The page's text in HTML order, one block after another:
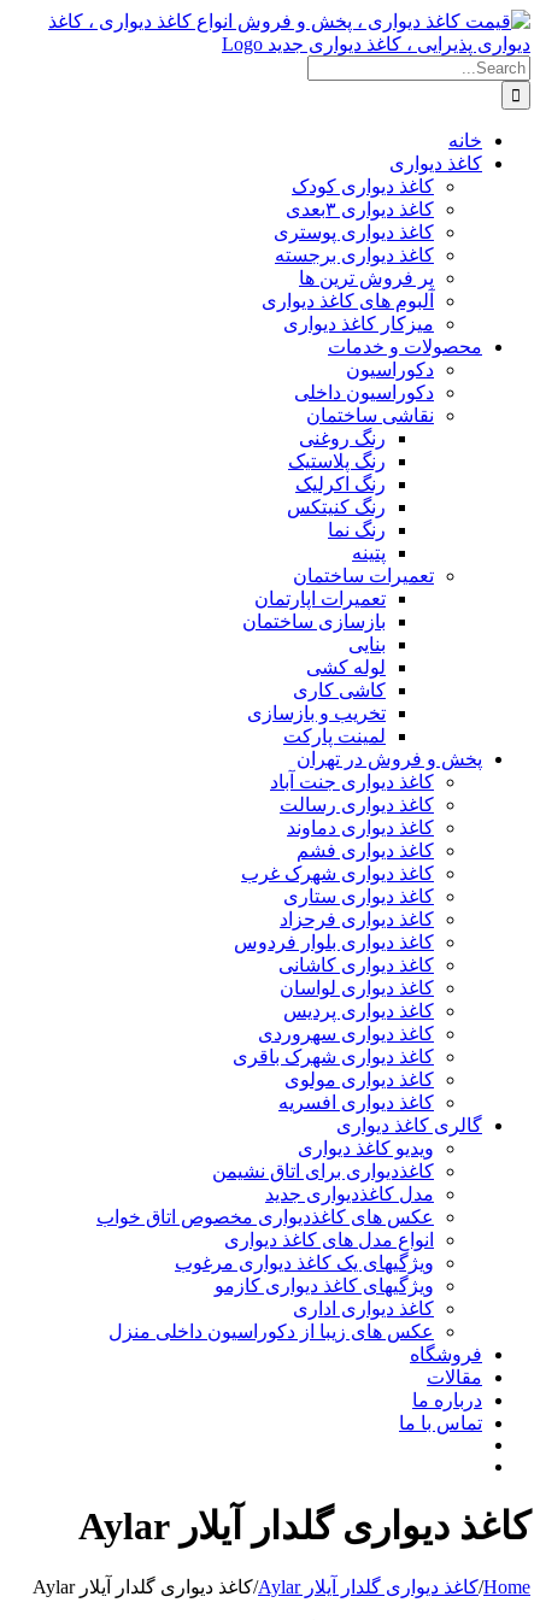
Skip
to
content
Search
for:
خانه
کاغذ دیواری
کاغذ دیواری کودک
کاغذ دیواری ۳بعدی
کاغذ دیواری پوستری
کاغذ دیواری برجسته
پر فروش ترین ها
آلبوم های کاغذ دیواری
میزکار کاغذ دیواری
محصولات و خدمات
دکوراسیون
دکوراسیون داخلی
نقاشی ساختمان
رنگ روغنی
رنگ پلاستیک
رنگ اکرلیک
رنگ کنیتکس
رنگ نما
پتینه
تعمیرات ساختمان
تعمیرات اپارتمان
بازسازی ساختمان
بنایی
لوله کشی
کاشی کاری
تخریب و بازسازی
لمینت پارکت
پخش و فروش در تهران
کاغذ دیواری جنت آباد
کاغذ دیواری رسالت
کاغذ دیواری دماوند
کاغذ دیواری فشم
کاغذ دیواری شهرک غرب
کاغذ دیواری ستاری
کاغذ دیواری فرحزاد
کاغذ دیواری بلوار فردوس
کاغذ دیواری کاشانی
کاغذ دیواری لواسان
کاغذ دیواری پردیس
کاغذ دیواری سهروردی
کاغذ دیواری شهرک باقری
کاغذ دیواری مولوی
کاغذ دیواری افسریه
گالری کاغذ دیواری
ویدیو کاغذ دیواری
کاغذدیواری برای اتاق نشیمن
مدل کاغذدیواری جدید
عکس های کاغذدیواری مخصوص اتاق خواب
انواع مدل های کاغذ دیواری
ویژگیهای یک کاغذ دیواری مرغوب
ویژگیهای کاغذ دیواری کازمو
کاغذ دیواری اداری
عکس های زیبا از دکوراسیون داخلی منزل
فروشگاه
مقالات
درباره ما
تماس با ما
کاغذ دیواری گلدار آیلار Aylar
Home
/کاغذ دیواری گلدار آیلار Aylar /کاغذ دیواری گلدار آیلار Aylar